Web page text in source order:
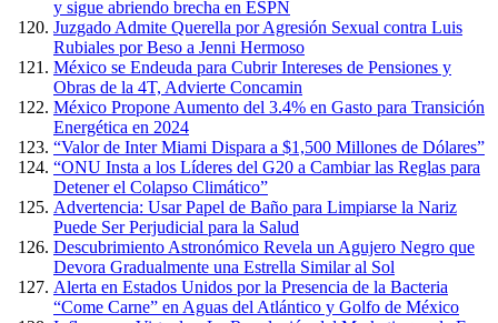
y sigue abriendo brecha en ESPN
Juzgado Admite Querella por Agresión Sexual contra Luis
Rubiales por Beso a Jenni Hermoso
México se Endeuda para Cubrir Intereses de Pensiones y
Obras de la 4T, Advierte Concamin
México Propone Aumento del 3.4% en Gasto para Transición
Energética en 2024
“Valor de Inter Miami Dispara a $1,500 Millones de Dólares”
“ONU Insta a los Líderes del G20 a Cambiar las Reglas para
Detener el Colapso Climático”
Advertencia: Usar Papel de Baño para Limpiarse la Nariz
Puede Ser Perjudicial para la Salud
Descubrimiento Astronómico Revela un Agujero Negro que
Devora Gradualmente una Estrella Similar al Sol
Alerta en Estados Unidos por la Presencia de la Bacteria
“Come Carne” en Aguas del Atlántico y Golfo de México